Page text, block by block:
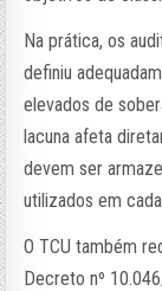
Na prática, os
definiu
elevados de
lacuna afeta
devem ser
utilizados em
O TCU também
Decreto nº